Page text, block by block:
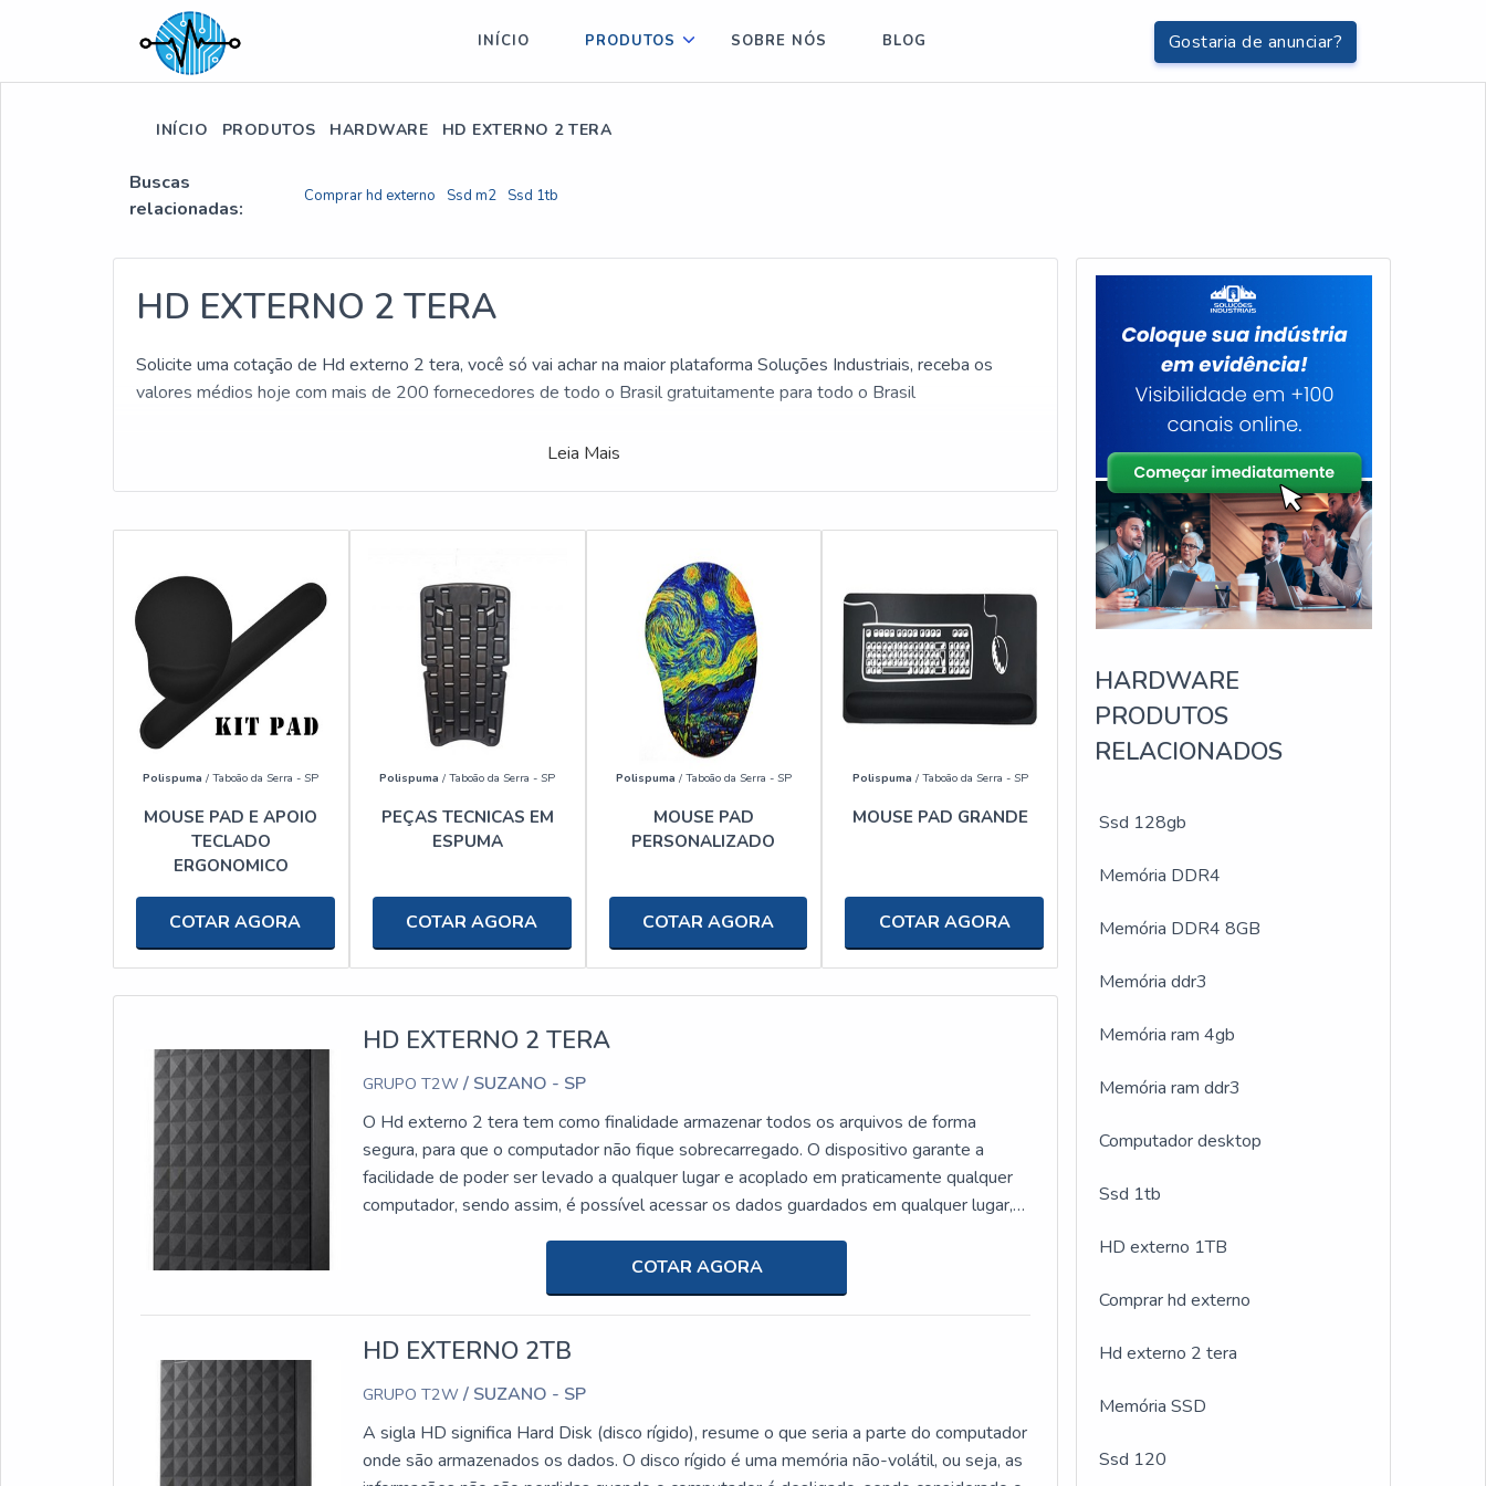
Gostaria de anunciar?
INÍCIO PRODUTOS SOBRE NÓS BLOG
INÍCIO PRODUTOS HARDWARE HD EXTERNO 2 TERA
Buscas
relacionadas:
Comprar hd externo Ssd m2 Ssd 1tb
HD EXTERNO 2 TERA
Solicite uma cotação de Hd externo 2 tera, você só vai achar na maior plataforma Soluções Industriais, receba os
valores médios hoje com mais de 200 fornecedores de todo o Brasil gratuitamente para todo o Brasil
Leia Mais
Polispuma / Taboão da Serra - SP
MOUSE PAD E APOIO
TECLADO
ERGONOMICO
COTAR AGORA
Polispuma / Taboão da Serra - SP
PEÇAS TECNICAS EM
ESPUMA
COTAR AGORA
Polispuma / Taboão da Serra - SP
MOUSE PAD
PERSONALIZADO
COTAR AGORA
Polispuma / Taboão da Serra - SP
MOUSE PAD GRANDE
COTAR AGORA
HD EXTERNO 2 TERA
GRUPO T2W/ SUZANO - SP
O Hd externo 2 tera tem como finalidade armazenar todos os arquivos de forma
segura, para que o computador não fique sobrecarregado. O dispositivo garante a
facilidade de poder ser levado a qualquer lugar e acoplado em praticamente qualquer
computador, sendo assim, é possível acessar os dados guardados em qualquer lugar,
sempre garantir os produtos e serviços da mais alta qualidade, é preciso entrar em
contato com uma empresa qualificada no mercado. Sendo assim, ao fazer uma rápida
pesquisa, logo será possível identificar a T2W como a melhor opção! Com uma equipe
repleta de profissionais experientes, a empresa garante eficiência em todos os seus
excelente estoque de equipamentos. A empresa garante qualidade ao revender as
principais marcas do mercado, como por exemplo HP, Apple, Dell, Lenovo, etc;
oferecendo, assim, uma solução confiável.O Grupo T2W foi fundado em 2018, atuando
COTAR AGORA
HD EXTERNO 2TB
GRUPO T2W/ SUZANO - SP
A sigla HD significa Hard Disk (disco rígido), resume o que seria a parte do computador
onde são armazenados os dados. O disco rígido é uma memória não-volátil, ou seja, as
HARDWARE
PRODUTOS
RELACIONADOS
Ssd 128gb
Memória DDR4
Memória DDR4 8GB
Memória ddr3
Memória ram 4gb
Memória ram ddr3
Computador desktop
Ssd 1tb
HD externo 1TB
Comprar hd externo
Hd externo 2 tera
Memória SSD
Ssd 120